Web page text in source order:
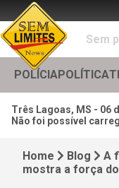
Sem
POLÍCIAPOLÍTICA
Três Lagoas, MS - 06
Não foi possível
Home Blog
A
mostra a força